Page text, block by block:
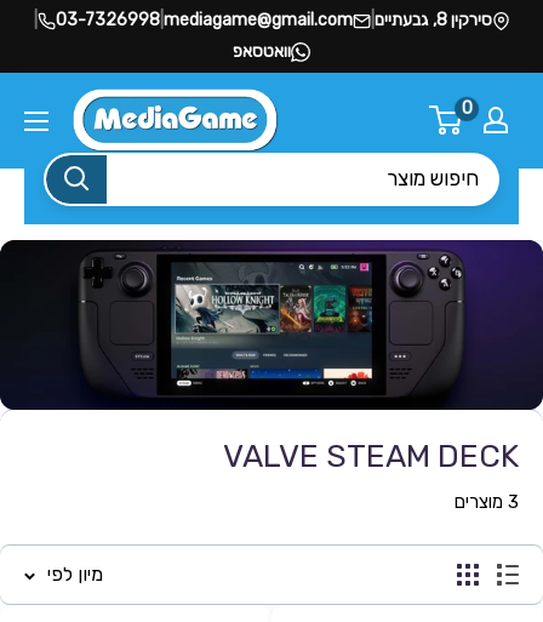
סירקין 8, גבעתיים |
mediagame@gmail.com
|
03-7326998
וואטסאפ
0
VALVE STEAM DECK
3 מוצרים
מיון לפי